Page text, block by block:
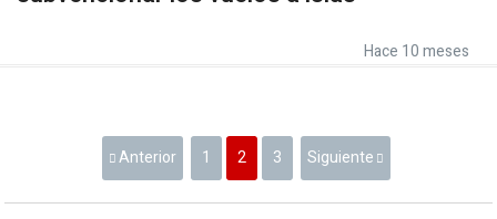
Hace 10 meses
Anterior 1 2 3 Siguiente